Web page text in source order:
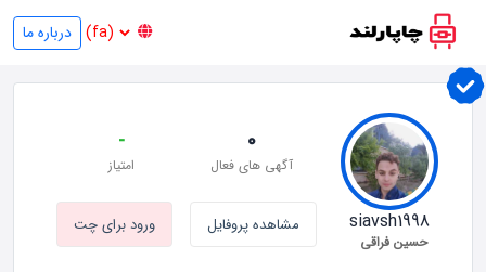
درباره ما
siavsh1998
حسین فراقی
0
آگهی های فعال
-
امتیاز
مشاهده پروفایل ورود برای چت